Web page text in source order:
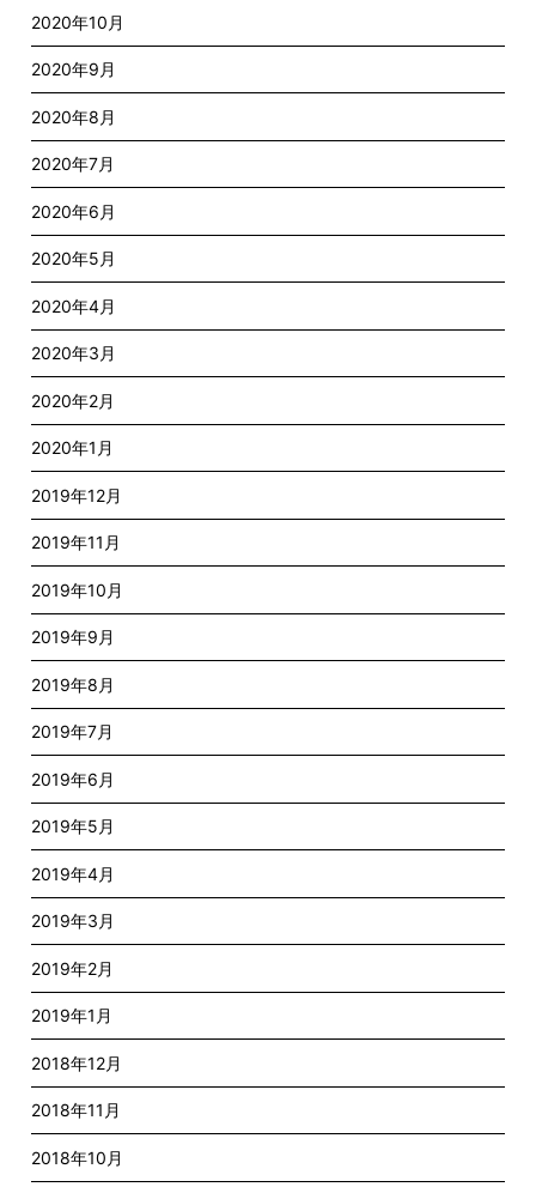
2020年10月
2020年9月
2020年8月
2020年7月
2020年6月
2020年5月
2020年4月
2020年3月
2020年2月
2020年1月
2019年12月
2019年11月
2019年10月
2019年9月
2019年8月
2019年7月
2019年6月
2019年5月
2019年4月
2019年3月
2019年2月
2019年1月
2018年12月
2018年11月
2018年10月